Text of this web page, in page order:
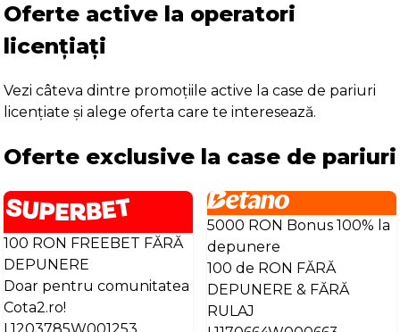
Oferte active la operatori
licențiați
Vezi câteva dintre promoțiile active la case de pariuri
licențiate și alege oferta care te interesează.
Oferte exclusive la case de pariuri
100 RON FREEBET FĂRĂ
DEPUNERE
Doar pentru comunitatea
Cota2.ro!
5000 RON Bonus 100% la
depunere
100 de RON FĂRĂ
DEPUNERE & FĂRĂ
RULAJ